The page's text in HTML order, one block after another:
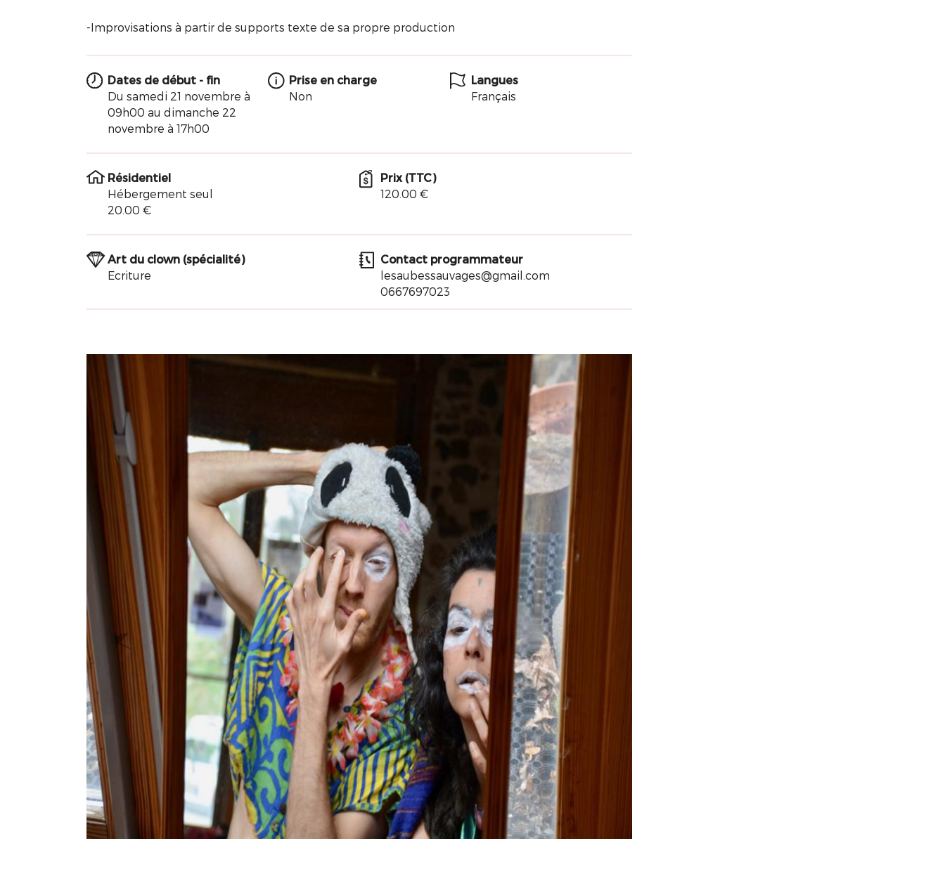
-Improvisations à partir de supports texte de sa propre production
Dates de début - fin
Du samedi 21 novembre à
09h00 au dimanche 22
novembre à 17h00
Prise en charge
Non
Langues
Français
Résidentiel
Hébergement seul
20.00 €
Prix (TTC)
120.00 €
Art du clown (spécialité)
Ecriture
Contact programmateur
lesaubessauvages@gmail.com
0667697023